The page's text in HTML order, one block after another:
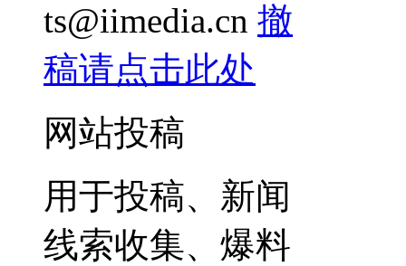
ts@iimedia.cn 撤
稿请点击此处
网站投稿
用于投稿、新闻
线索收集、爆料